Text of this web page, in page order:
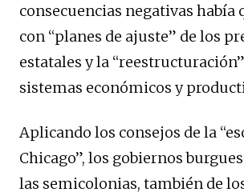
consecuencias negativas había
con “planes de ajuste” de los
estatales y la
sistemas económicos y
Aplicando los consejos de la
Chicago”, los gobiernos
las semicolonias, también de